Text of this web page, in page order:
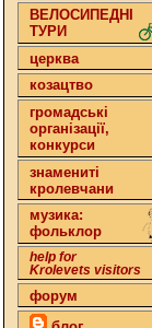
ВЕЛОСИПЕДНІ
ТУРИ
церква
козацтво
громадські
організації,
конкурси
знамениті
кролевчани
музика:
фольклор
help for
Krolevets visitors
форум